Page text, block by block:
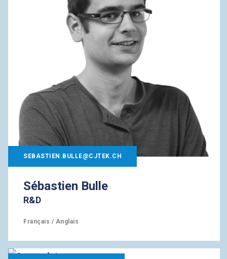
SEBASTIEN.BULLE@CJTEK.CH
Sébastien Bulle
R&D
Français / Anglais